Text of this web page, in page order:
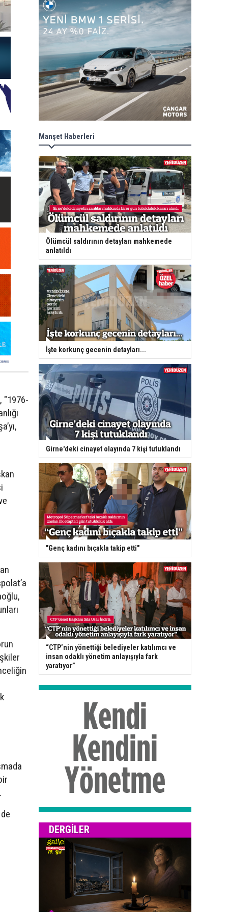
"1976-
Manşet Haberleri
Ölümcül saldırının detayları mahkemede
anlatıldı
İşte korkunç gecenin detayları...
Girne'deki cinayet olayında 7 kişi tutuklandı
"Genç kadını bıçakla takip etti"
“CTP’nin yönettiği belediyeler katılımcı ve
insan odaklı yönetim anlayışıyla fark
yaratıyor”
DERGILER